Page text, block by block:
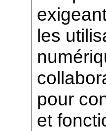
les
pour
et